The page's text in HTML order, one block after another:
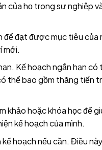
của họ trong sự nghiệp
đạt được mục tiêu của
mới.
Kế hoạch ngắn hạn có
thể bao gồm thăng tiến
khảo hoặc khóa học để
kế hoạch của mình.
hoạch nếu cần. Điều